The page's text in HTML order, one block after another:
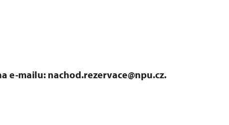
e-mailu: nachod.rezervace@npu.cz.